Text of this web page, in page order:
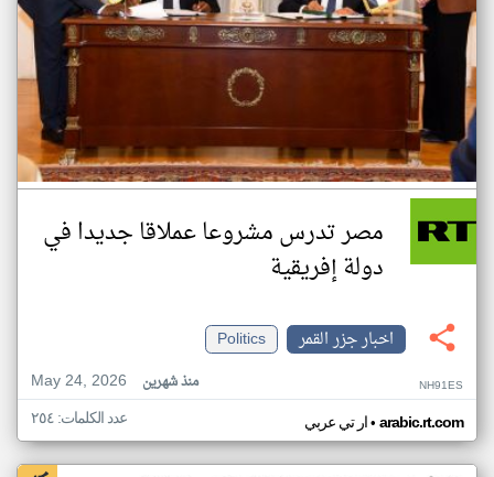
مصر تدرس مشروعا عملاقا جديدا في
دولة إفريقية
اخبار جزر القمر
Politics
May 24, 2026
منذ شهرين NH91ES
ار تي عربي• arabic.rt.com عدد الكلمات: ٢٥٤